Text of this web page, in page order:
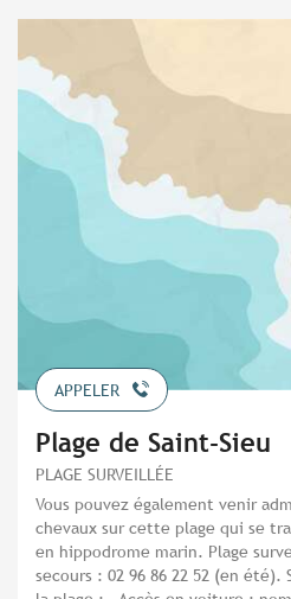
APPELER
Plage de Saint-Sieu
PLAGE SURVEILLÉE
Vous pouvez également venir
chevaux sur cette plage qui se
en hippodrome marin. Plage
secours : 02 96 86 22 52 (en